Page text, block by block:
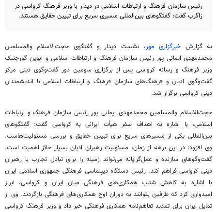
رئیس سازمان فرهنگ و ارتباطات اسلامی در دیدار با وزیر فرهنگ کرواسی در
زاگرب گفت: گفتگوهای بین‌المللی مسیری سریع برای تبیین حقایق هستند.
به گزارش خبرگزاری مهر، نشست دیدار و گفتگوی حجت‌الاسلام والمسلمین
محمدمهدی ایمانی پور رئیس سازمان فرهنگ و ارتباطات اسلامی و ابوین گورجنیک
وزیر فرهنگ و رسانه کرواسی پس از برگزاری سومین دور گفت‌وگوی دینی مرکز
گفت‌وگوی ادیان و فرهنگ‌های سازمان فرهنگ و ارتباطات اسلامی با اندیشمندان
دینی کرواسی برگزار شد.
حجت‌الاسلام والمسلمین محمدمهدی ایمانی پور رئیس سازمان فرهنگ و ارتباطات
اسلامی، با اشاره به اهداف سفر هیأت ایرانی به کرواسی گفت: گفتگوهای
بین‌المللی یکی از مسیرهای سریع برای تبیین حقایق و بررسی مسئولیت‌هاست.
وی افزود: در این برهه از زمان، مسئولیت رهبران ادیان بسیار حائز اهمیت است.
گفت‌وگوهای سازنده و عمل‌گرایانه می‌تواند زمینه را برای تبادل تجارب با رهبران
دینی کرواسی فراهم کند. رئیس دستگاه دیپلماسی فرهنگی جمهوری اسلامی ایران
با اشاره به کاهش شتاب همکاری‌های فرهنگی میان ایران و کرواسی، ابراز
امیدواری کرد که طرفین بتوانند به دوران اوج همکاری‌های فرهنگی بازگردند. وی از
تمایل ایران برای تمدید تفاهم‌نامه همکاری فرهنگی خبر داد و وزیر فرهنگ کرواسی